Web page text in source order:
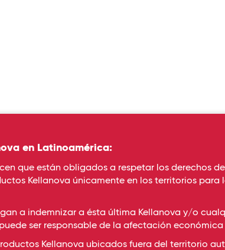
en Latinoamérica:
que están obligados a respetar los derechos
Kellanova únicamente en los territorios
a indemnizar a ésta última Kellanova y/o
ser responsable de la afectación
Kellanova ubicados fuera del territorio